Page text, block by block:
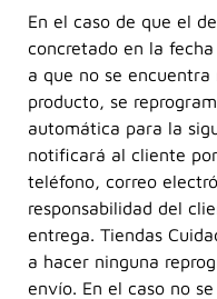
En el caso de que el
concretado en la
a que no se
producto, se
automática para la
notificará al cliente
teléfono, correo
responsabilidad del
entrega. Tiendas
a hacer ninguna
envío. En el caso no